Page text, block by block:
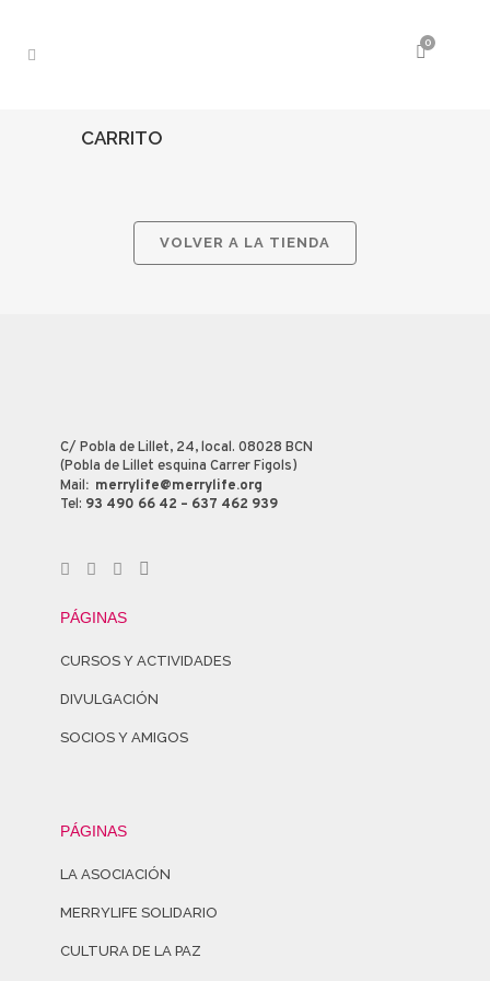
0
CARRITO
VOLVER A LA TIENDA
C/ Pobla de Lillet, 24, local. 08028 BCN
(Pobla de Lillet esquina Carrer Figols)
Mail: merrylife@merrylife.org
Tel: 93 490 66 42 – 637 462 939
PÁGINAS
CURSOS Y ACTIVIDADES
DIVULGACIÓN
SOCIOS Y AMIGOS
PÁGINAS
LA ASOCIACIÓN
MERRYLIFE SOLIDARIO
CULTURA DE LA PAZ